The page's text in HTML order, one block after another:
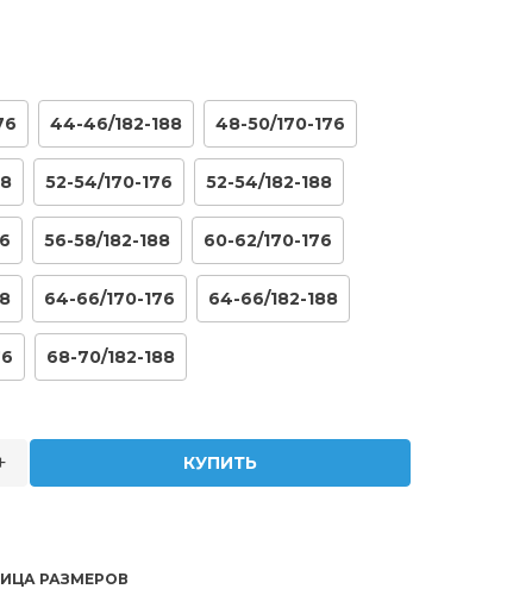
44-46/182-188 48-50/170-176
52-54/170-176 52-54/182-188
56-58/182-188 60-62/170-176
64-66/170-176 64-66/182-188
68-70/182-188
КУПИТЬ
РАЗМЕРОВ